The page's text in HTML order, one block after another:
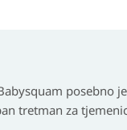
posebno
tretman za